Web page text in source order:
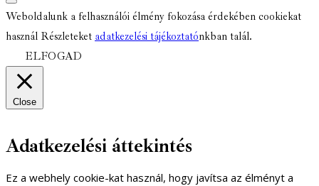
Weboldalunk a felhasználói élmény fokozása érdekében cookiekat
használ Részleteket adatkezelési tájékoztatónkban talál.
ELFOGAD
Close
Adatkezelési áttekintés
Ez a webhely cookie-kat használ, hogy javítsa az élményt a